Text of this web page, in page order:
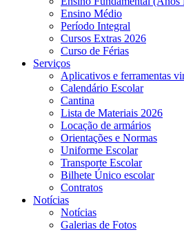
Ensino Médio
Período Integral
Cursos Extras 2026
Curso de Férias
Serviços
Aplicativos e ferramentas
Calendário Escolar
Cantina
Lista de Materiais 2026
Locação de armários
Orientações e Normas
Uniforme Escolar
Transporte Escolar
Bilhete Único escolar
Contratos
Notícias
Notícias
Galerias de Fotos